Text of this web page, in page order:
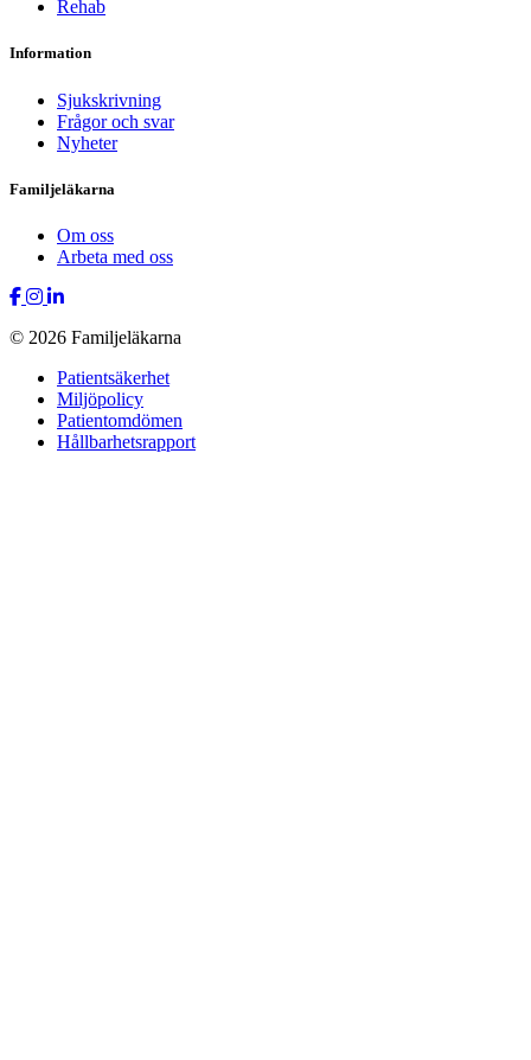
Rehab
Information
Sjukskrivning
Frågor och svar
Nyheter
Familjeläkarna
Om oss
Arbeta med oss
© 2026 Familjeläkarna
Patientsäkerhet
Miljöpolicy
Patientomdömen
Hållbarhetsrapport